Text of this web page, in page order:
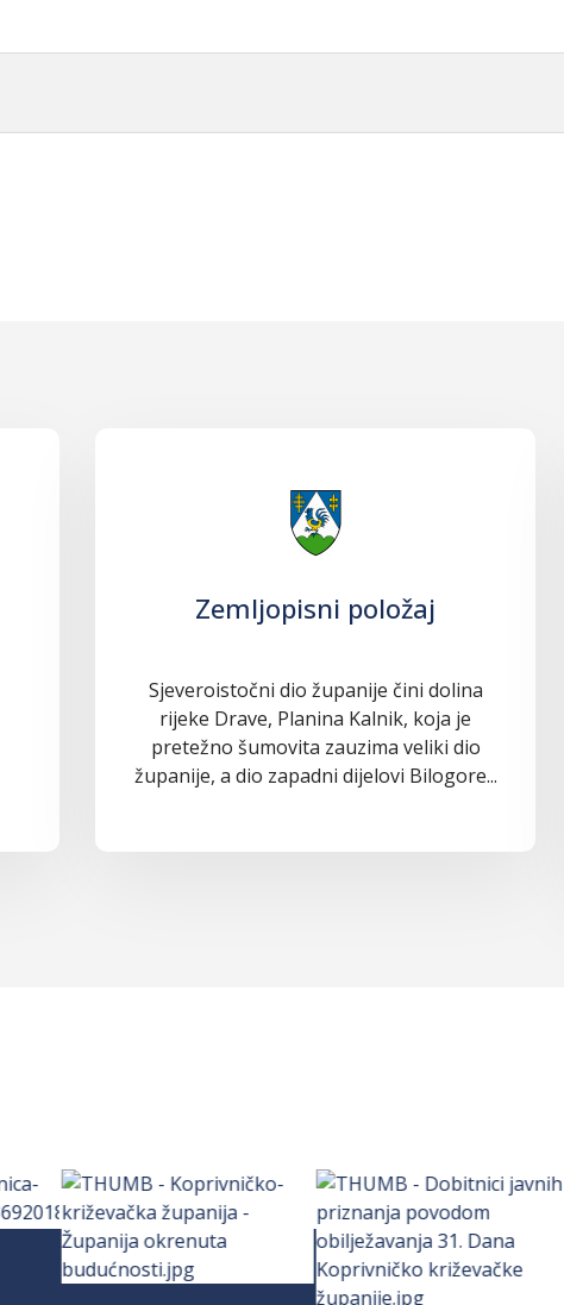
Zemljopisni položaj
Sjeveroistočni dio županije čini dolina
rijeke Drave, Planina Kalnik, koja je
pretežno šumovita zauzima veliki dio
županije, a dio zapadni dijelovi Bilogore...